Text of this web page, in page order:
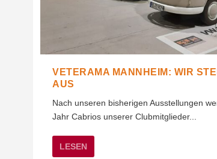
VETERAMA MANNHEIM: WIR
AUS
Nach unseren bisherigen Ausstellungen
Jahr Cabrios unserer Clubmitglieder...
LESEN